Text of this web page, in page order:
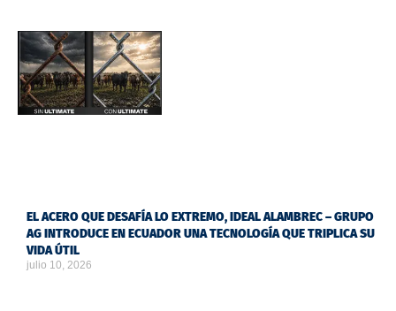
EL ACERO QUE DESAFÍA LO EXTREMO, IDEAL ALAMBREC – GRUPO
AG INTRODUCE EN ECUADOR UNA TECNOLOGÍA QUE TRIPLICA SU
VIDA ÚTIL
julio 10, 2026